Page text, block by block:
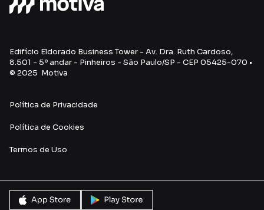
Edifício Eldorado Business Tower - Av. Dra. Ruth Cardoso,
8.501 - 5º andar - Pinheiros - São Paulo/SP - CEP 05425-070 •
© 2025 Motiva
Política de Privacidade
Política de Cookies
Termos de Uso